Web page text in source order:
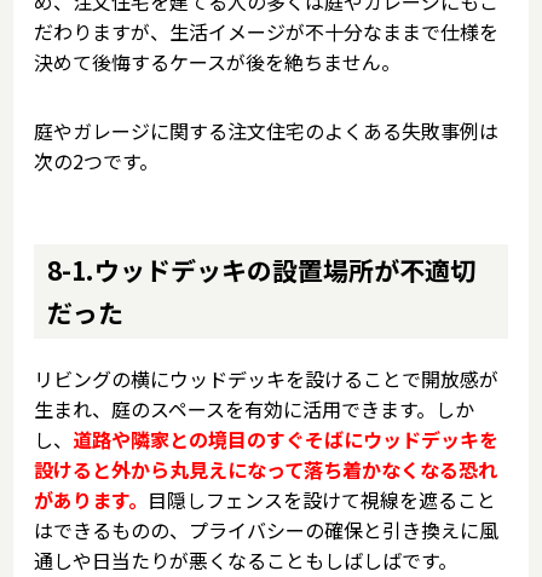
だわりますが、生活イメージが不十分なままで仕様を
決めて後悔するケースが後を絶ちません。
庭やガレージに関する注文住宅のよくある失敗事例は
次の2つです。
8-1.ウッドデッキの設置場所が不適切
だった
リビングの横にウッドデッキを設けることで開放感が
生まれ、庭のスペースを有効に活用できます。しか
し、 道路や隣家との境目のすぐそばにウッドデッキを
設けると外から丸見えになって落ち着かなくなる恐れ
があります。 目隠しフェンスを設けて視線を遮ること
はできるものの、プライバシーの確保と引き換えに風
通しや日当たりが悪くなることもしばしばです。